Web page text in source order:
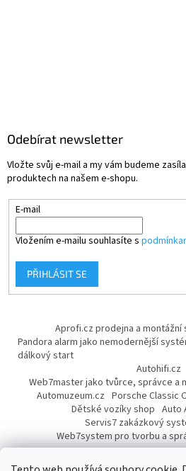
Odebírat newsletter
Vložte svůj e-mail a my vám budeme
produktech na našem e-shopu.
E-mail
Vložením e-mailu souhlasíte s
PŘIHLÁSIT SE
Aprofi.cz prodejna a
Pandora alarm jako nemodernější
dálkový start
Autohifi.cz
Web7master jako tvůrce, správce a
Automuzeum.cz Porsche Classic
Dětské vozíky shop Auto
Servis7 zakázkový
Web7system pro tvorbu a
Dárek